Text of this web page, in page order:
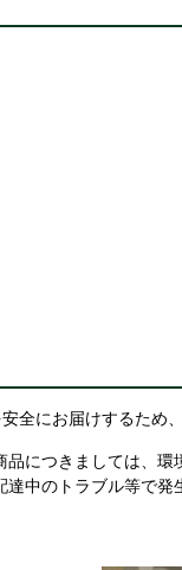
全にお届けするため
につきましては、
中のトラブル等で